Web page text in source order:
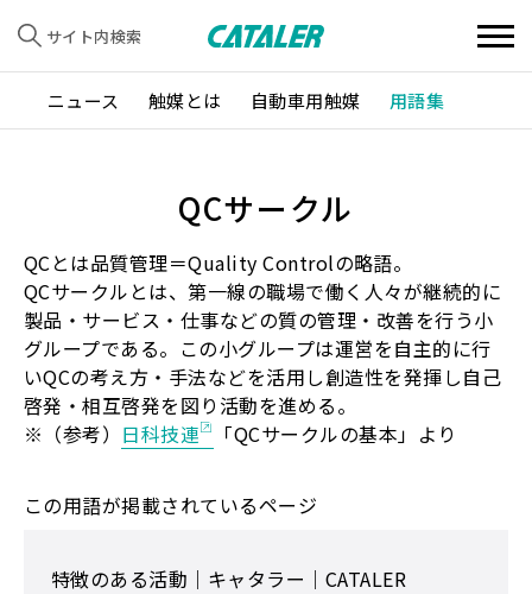
サイト内検索
ニュース 触媒とは 自動車用触媒 用語集
QCサークル
QCとは品質管理＝Quality Controlの略語。
QCサークルとは、第一線の職場で働く人々が継続的に
製品・サービス・仕事などの質の管理・改善を行う小
グループである。この小グループは運営を自主的に行
いQCの考え方・手法などを活用し創造性を発揮し自己
啓発・相互啓発を図り活動を進める。
※（参考） 日科技連 「QCサークルの基本」より
この用語が掲載されているページ
特徴のある活動｜キャタラー｜CATALER